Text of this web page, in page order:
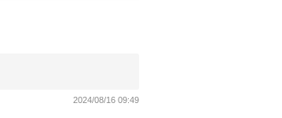
2024/08/16 09:49